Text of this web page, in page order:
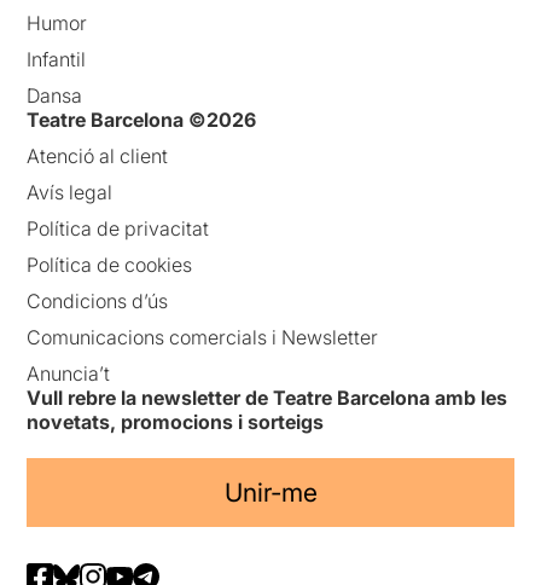
Humor
Infantil
Dansa
Teatre Barcelona ©2026
Atenció al client
Avís legal
Política de privacitat
Política de cookies
Condicions d’ús
Comunicacions comercials i Newsletter
Anuncia’t
Vull rebre la newsletter de Teatre Barcelona amb les
novetats, promocions i sorteigs
Unir-me